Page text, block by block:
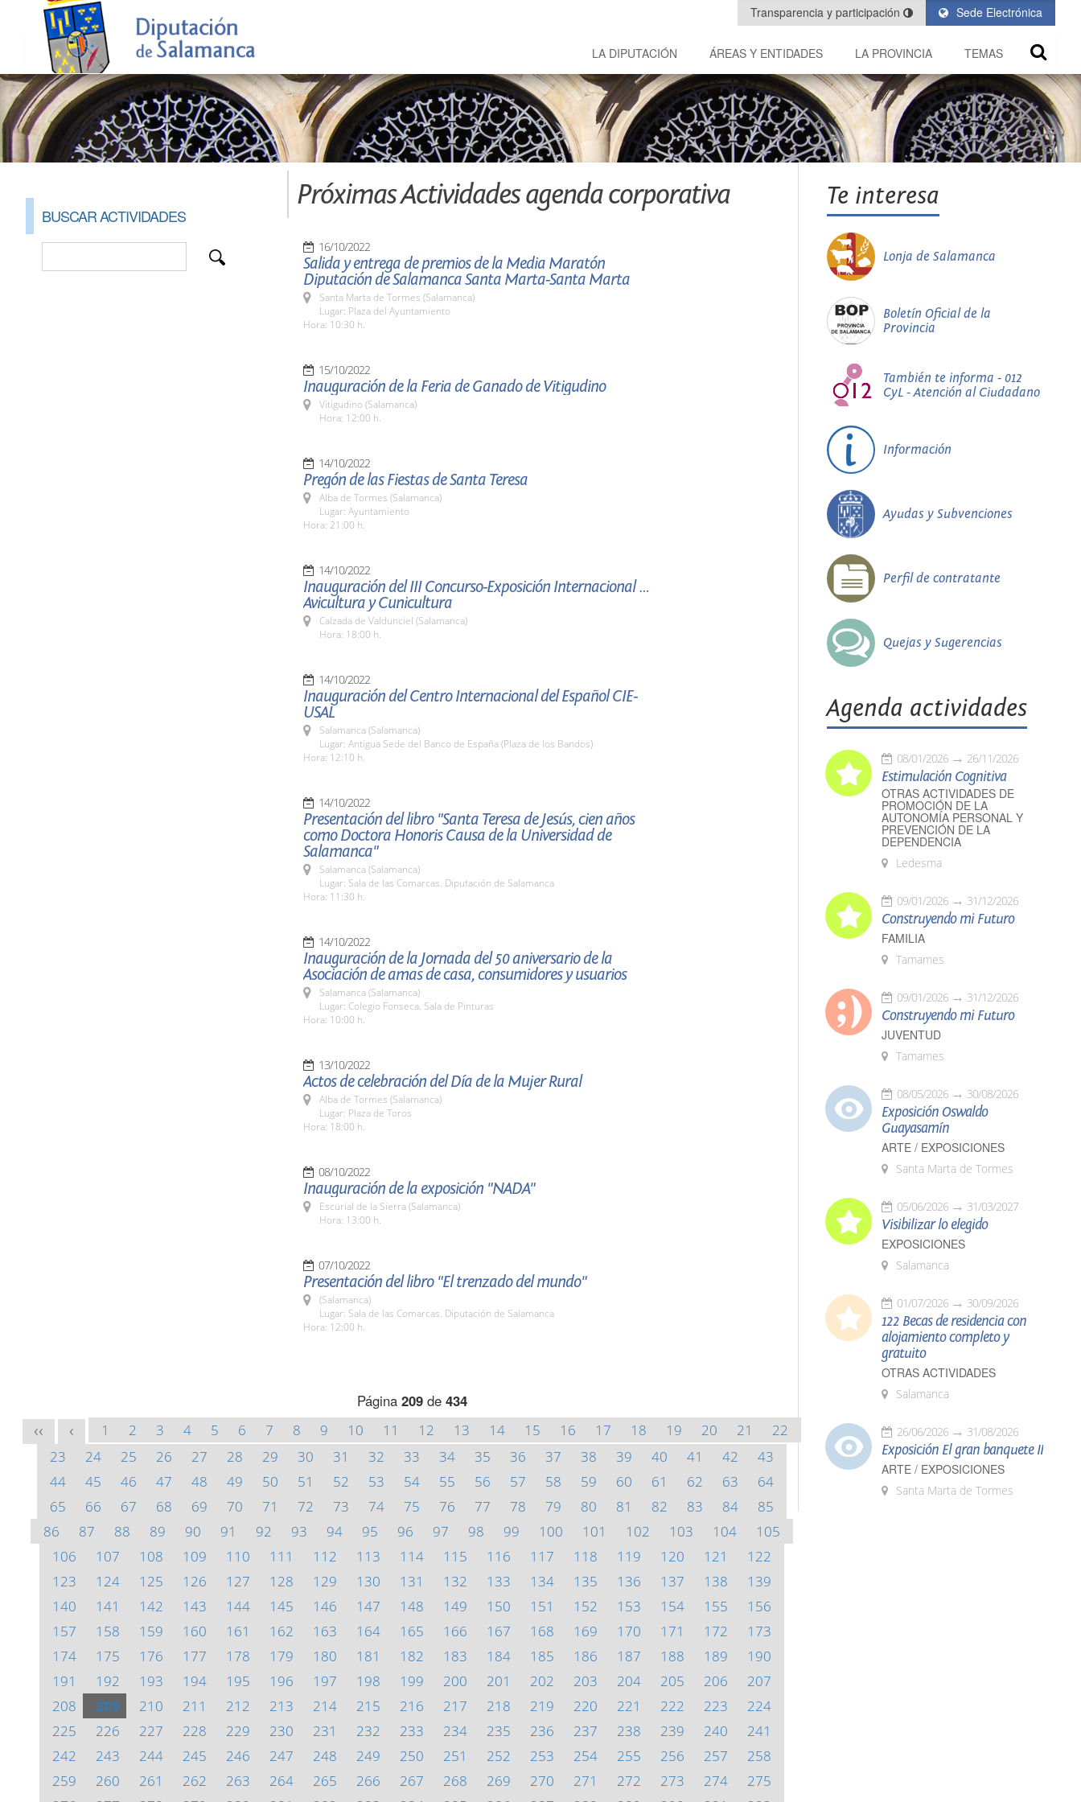
Sede Electrónica
Transparencia y participación
LA DIPUTACIÓN ÁREAS Y ENTIDADES LA PROVINCIA TEMAS
BUSCAR ACTIVIDADES
Próximas Actividades agenda corporativa
16/10/2022
Salida y entrega de premios de la Media Maratón
Diputación de Salamanca Santa Marta-Santa Marta
Santa Marta de Tormes (Salamanca)
Lugar: Plaza del Ayuntamiento
Hora: 10:30 h.
15/10/2022
Inauguración de la Feria de Ganado de Vitigudino
Vitigudino (Salamanca)
Hora: 12:00 h.
14/10/2022
Pregón de las Fiestas de Santa Teresa
Alba de Tormes (Salamanca)
Lugar: Ayuntamiento
Hora: 21:00 h.
14/10/2022
Inauguración del III Concurso-Exposición Internacional de
Avicultura y Cunicultura
Calzada de Valdunciel (Salamanca)
Hora: 18:00 h.
14/10/2022
Inauguración del Centro Internacional del Español CIE-
USAL
Salamanca (Salamanca)
Lugar: Antigua Sede del Banco de España (Plaza de los Bandos)
Hora: 12:10 h.
14/10/2022
Presentación del libro "Santa Teresa de Jesús, cien años
como Doctora Honoris Causa de la Universidad de
Salamanca"
Salamanca (Salamanca)
Lugar: Sala de las Comarcas. Diputación de Salamanca
Hora: 11:30 h.
14/10/2022
Inauguración de la Jornada del 50 aniversario de la
Asociación de amas de casa, consumidores y usuarios
Salamanca (Salamanca)
Lugar: Colegio Fonseca. Sala de Pinturas
Hora: 10:00 h.
13/10/2022
Actos de celebración del Día de la Mujer Rural
Alba de Tormes (Salamanca)
Lugar: Plaza de Toros
Hora: 18:00 h.
08/10/2022
Inauguración de la exposición "NADA"
Escurial de la Sierra (Salamanca)
Hora: 13:00 h.
07/10/2022
Presentación del libro "El trenzado del mundo"
(Salamanca)
Lugar: Sala de las Comarcas. Diputación de Salamanca
Hora: 12:00 h.
Página 209de 434
<< < 1 2 3 4 5 6 7 8 9 10 11 12 13 14 15 16 17 18 19 20 21
22
23
24 25 26 27 28 29 30 31 32 33 34 35 36 37 38 39 40 41 42
43
44
45 46 47 48 49 50 51 52 53 54 55 56 57 58 59 60 61 62 63
64
65
66 67 68 69 70 71 72 73 74 75 76 77 78 79 80 81 82 83 84
85
86
87 88 89 90 91 92 93 94 95 96 97 98 99 100 101 102 103 104
105
106
107 108 109 110 111 112 113 114 115 116 117 118 119 120 121
122
123
124 125 126 127 128 129 130 131 132 133 134 135 136 137 138
139
140
141 142 143 144 145 146 147 148 149 150 151 152 153 154 155
156
157
158 159 160 161 162 163 164 165 166 167 168 169 170 171 172
173
174
175 176 177 178 179 180 181 182 183 184 185 186 187 188 189
190
191
192 193 194 195 196 197 198 199 200 201 202 203 204 205 206
207
208
209 210 211 212 213 214 215 216 217 218 219 220 221 222 223
224
225
226 227 228 229 230 231 232 233 234 235 236 237 238 239 240
241
242
243 244 245 246 247 248 249 250 251 252 253 254 255 256 257
258
259
260 261 262 263 264 265 266 267 268 269 270 271 272 273 274
275
Te interesa
Lonja de Salamanca
Boletín Oficial de la
Provincia
También te informa - 012
CyL - Atención al Ciudadano
Información
Ayudas y Subvenciones
Perfil de contratante
Quejas y Sugerencias
Agenda actividades
08/01/2026 26/11/2026
Estimulación Cognitiva
OTRAS ACTIVIDADES DE
PROMOCIÓN DE LA
AUTONOMÍA PERSONAL Y
PREVENCIÓN DE LA
DEPENDENCIA
Ledesma
09/01/2026 31/12/2026
Construyendo mi Futuro
FAMILIA
Tamames
09/01/2026 31/12/2026
Construyendo mi Futuro
JUVENTUD
Tamames
08/05/2026 30/08/2026
Exposición Oswaldo
Guayasamín
ARTE / EXPOSICIONES
Santa Marta de Tormes
05/06/2026 31/03/2027
Visibilizar lo elegido
EXPOSICIONES
Salamanca
01/07/2026 30/09/2026
122 Becas de residencia con
alojamiento completo y
gratuito
OTRAS ACTIVIDADES
Salamanca
26/06/2026 31/08/2026
Exposición El gran banquete II
ARTE / EXPOSICIONES
Santa Marta de Tormes